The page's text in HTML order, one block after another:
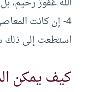
4- إن كانت
استطعت إلى ذلك
كيف يمكن